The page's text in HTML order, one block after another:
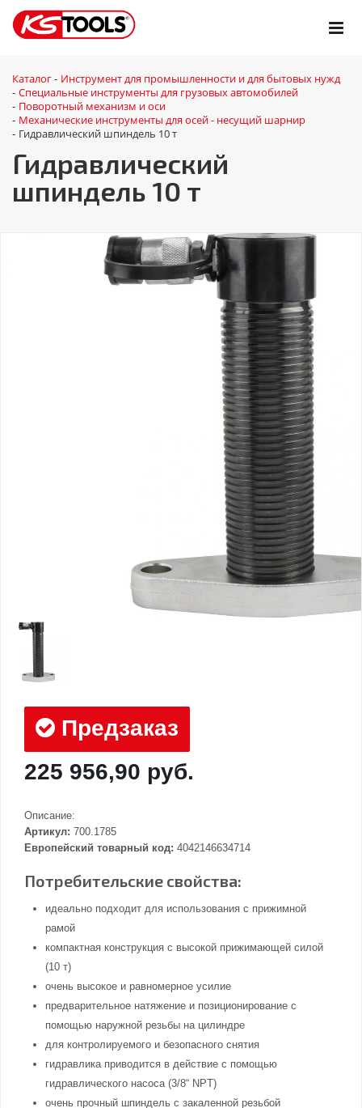
Каталог - Инструмент для промышленности и для бытовых нужд
- Специальные инструменты для грузовых автомобилей
- Поворотный механизм и оси
- Механические инструменты для осей - несущий шарнир
- Гидравлический шпиндель 10 т
Гидравлический
шпиндель 10 т
Предзаказ
225 956,90 руб.
Описание:
Артикул: 700.1785
Европейский товарный код: 4042146634714
Потребительские свойства:
идеально подходит для использования с прижимной
рамой
компактная конструкция с высокой прижимающей силой
(10 т)
очень высокое и равномерное усилие
предварительное натяжение и позиционирование с
помощью наружной резьбы на цилиндре
для контролируемого и безопасного снятия
гидравлика приводится в действие с помощью
гидравлического насоса (3/8“ NPT)
очень прочный шпиндель с закаленной резьбой